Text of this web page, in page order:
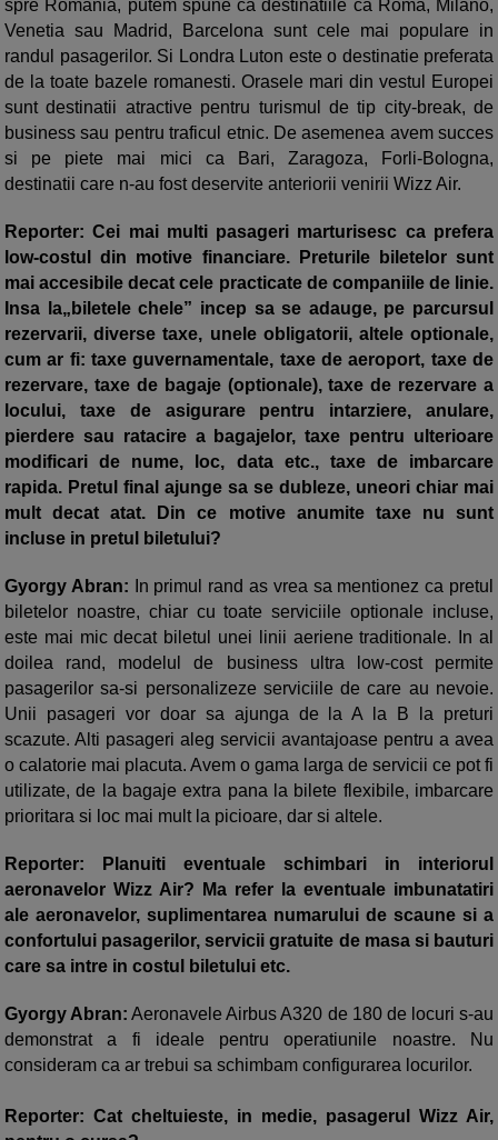
spre Romania, putem spune ca destinatiile ca Roma, Milano,
Venetia sau Madrid, Barcelona sunt cele mai populare in
randul pasagerilor. Si Londra Luton este o destinatie preferata
de la toate bazele romanesti. Orasele mari din vestul Europei
sunt destinatii atractive pentru turismul de tip city-break, de
business sau pentru traficul etnic. De asemenea avem succes
si pe piete mai mici ca Bari, Zaragoza, Forli-Bologna,
destinatii care n-au fost deservite anteriorii venirii Wizz Air.
Reporter: Cei mai multi pasageri marturisesc ca prefera
low-costul din motive financiare. Preturile biletelor sunt
mai accesibile decat cele practicate de companiile de linie.
Insa la„biletele chele” incep sa se adauge, pe parcursul
rezervarii, diverse taxe, unele obligatorii, altele optionale,
cum ar fi: taxe guvernamentale, taxe de aeroport, taxe de
rezervare, taxe de bagaje (optionale), taxe de rezervare a
locului, taxe de asigurare pentru intarziere, anulare,
pierdere sau ratacire a bagajelor, taxe pentru ulterioare
modificari de nume, loc, data etc., taxe de imbarcare
rapida. Pretul final ajunge sa se dubleze, uneori chiar mai
mult decat atat. Din ce motive anumite taxe nu sunt
incluse in pretul biletului?
Gyorgy Abran:
In primul rand as vrea sa mentionez ca pretul
biletelor noastre, chiar cu toate serviciile optionale incluse,
este mai mic decat biletul unei linii aeriene traditionale. In al
doilea rand, modelul de business ultra low-cost permite
pasagerilor sa-si personalizeze serviciile de care au nevoie.
Unii pasageri vor doar sa ajunga de la A la B la preturi
scazute. Alti pasageri aleg servicii avantajoase pentru a avea
o calatorie mai placuta. Avem o gama larga de servicii ce pot fi
utilizate, de la bagaje extra pana la bilete flexibile, imbarcare
prioritara si loc mai mult la picioare, dar si altele.
Reporter: Planuiti eventuale schimbari in interiorul
aeronavelor Wizz Air? Ma refer la eventuale imbunatatiri
ale aeronavelor, suplimentarea numarului de scaune si a
confortului pasagerilor, servicii gratuite de masa si bauturi
care sa intre in costul biletului etc.
Gyorgy Abran: Aeronavele Airbus A320 de 180 de locuri s-au
demonstrat a fi ideale pentru operatiunile noastre. Nu
consideram ca ar trebui sa schimbam configurarea locurilor.
Reporter: Cat cheltuieste, in medie, pasagerul Wizz Air,